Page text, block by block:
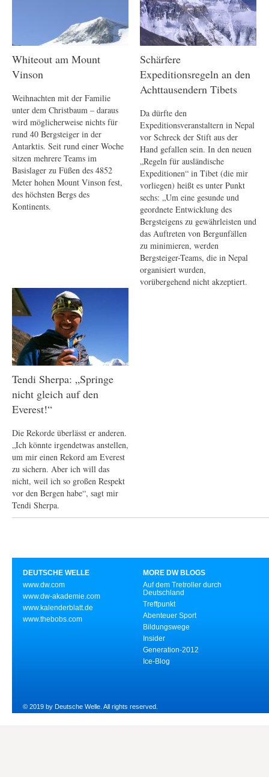
Whiteout am Mount
Vinson
Weihnachten mit der Familie
unter dem Christbaum – daraus
wird möglicherweise nichts für
rund 40 Bergsteiger in der
Antarktis. Seit rund einer Woche
sitzen mehrere Teams im
Basislager zu Füßen des 4852
Meter hohen Mount Vinson fest,
des höchsten Bergs des
Kontinents.
Schärfere
Expeditionsregeln an den
Achttausendern Tibets
Da dürfte den
Expeditionsveranstaltern in Nepal
vor Schreck der Stift aus der
Hand gefallen sein. In den neuen
„Regeln für ausländische
Expeditionen“ in Tibet (die mir
vorliegen) heißt es unter Punkt
sechs: „Um eine gesunde und
geordnete Entwicklung des
Bergsteigens zu gewährleisten und
das Auftreten von Bergunfällen
zu minimieren, werden
Bergsteiger-Teams, die in Nepal
organisiert wurden,
vorübergehend nicht akzeptiert.
Tendi Sherpa: „Springe
nicht gleich auf den
Everest!“
Die Rekorde überlässt er anderen.
„Ich könnte irgendetwas anstellen,
um mir einen Rekord am Everest
zu sichern. Aber ich will das
nicht, weil ich so großen Respekt
vor den Bergen habe“, sagt mir
Tendi Sherpa.
DEUTSCHE WELLE
www.dw.com
www.dw-akademie.com
www.kalenderblatt.de
www.thebobs.com
MORE DW BLOGS
Auf dem Tretroller durch
Deutschland
Treffpunkt
Abenteuer Sport
Bildungswege
Insider
Generation-2012
Ice-Blog
© 2019 by Deutsche Welle. All rights reserved.